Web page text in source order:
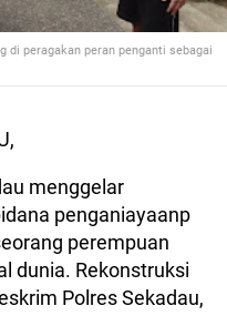
di peragakan peran penganti sebagai
menggelar
penganiayaanp
perempuan
dunia. Rekonstruksi
Polres Sekadau,